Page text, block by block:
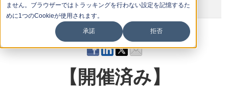
ません。ブラウザーではトラッキングを行わない設定を記憶するた
めに1つのCookieが使用されます。
承諾 拒否
イベント一覧
【開催済み】